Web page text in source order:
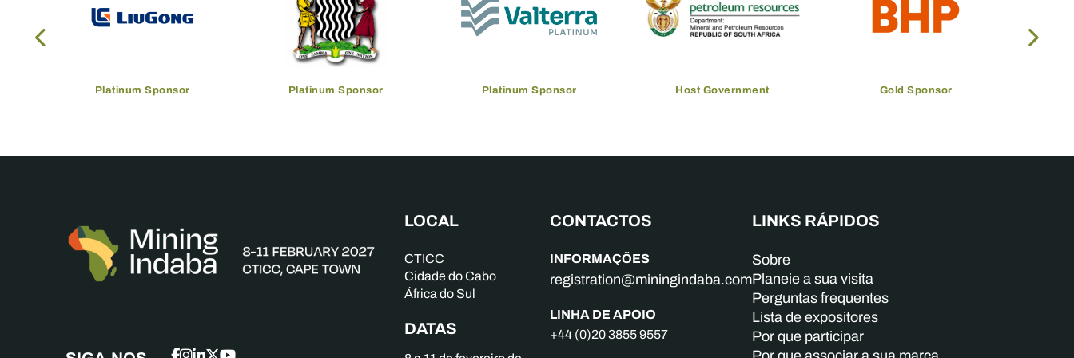
Gold Sponsor Gold Sponsor Gold Sponsor Gold Sponsor Gold Sponsor
LOCAL
CTICC
Cidade do Cabo
África do Sul
DATAS
CONTACTOS
INFORMAÇÕES
registration@miningindaba.com
LINHA DE APOIO
+44 (0)20 3855 9557
LINKS RÁPIDOS
Sobre
Planeie a sua visita
Perguntas frequentes
Lista de expositores
Por que participar